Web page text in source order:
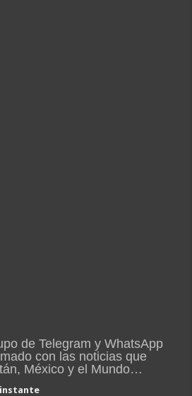
de Telegram y WhatsApp
con las noticias que
México y el Mundo…